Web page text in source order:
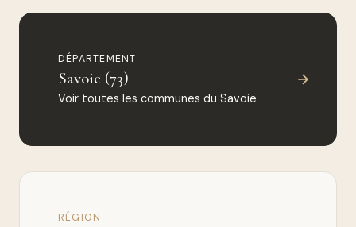
DÉPARTEMENT
Savoie (73)
Voir toutes les communes du Savoie
RÉGION